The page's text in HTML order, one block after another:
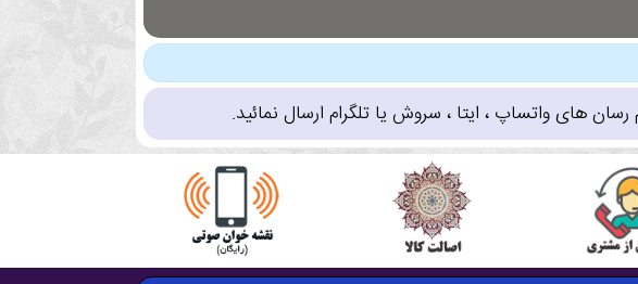
های واتساپ ، ایتا ، سروش یا تلگرام ارسال نمائید.